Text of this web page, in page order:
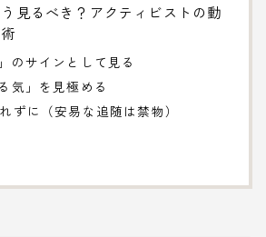
見るべき？アクティビストの動
のサインとして見る
気」を見極める
ずに（安易な追随は禁物）